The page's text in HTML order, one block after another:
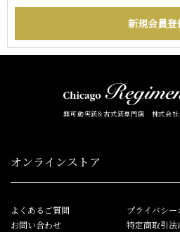
無可動実銃&古式銃専門店 株式会社
オンラインストア
よくあるご質問
お問い合わせ
プライバシー
特定商取引